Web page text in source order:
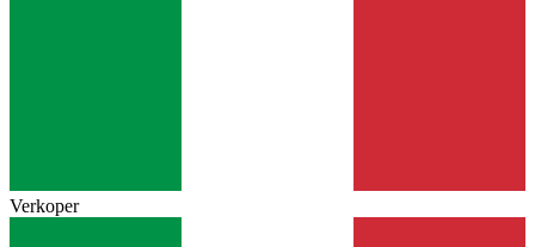
Verkoper